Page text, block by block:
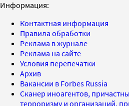
Информация:
Контактная информация
Правила обработки
Реклама в журнале
Реклама на сайте
Условия перепечатки
Архив
Вакансии в Forbes Russia
Сканер иноагентов,
терроризму и организаций,